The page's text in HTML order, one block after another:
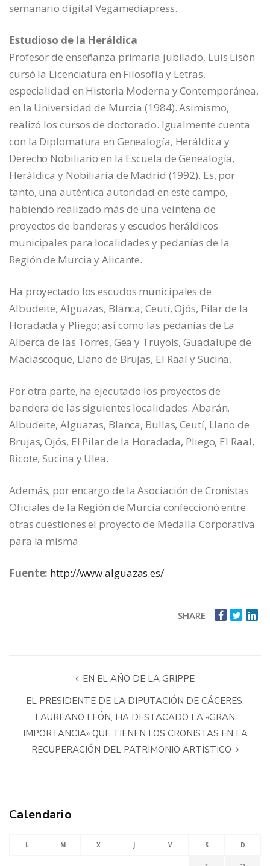
semanario digital Vegamediapress.
Estudioso de la Heráldica
Profesor de enseñanza primaria jubilado, Luis Lisón
cursó la Licenciatura en Filosofía y Letras,
especialidad en Historia Moderna y Contemporánea,
en la Universidad de Murcia (1984). Asimismo,
realizó los cursos de doctorado. Igualmente cuenta
con la Diplomatura en Genealogía, Heráldica y
Derecho Nobiliario en la Escuela de Genealogía,
Heráldica y Nobiliaria de Madrid (1992). Es, por
tanto, una auténtica autoridad en este campo,
habiendo realizado más de una veintena de
proyectos de banderas y escudos heráldicos
municipales para localidades y pedanías de la
Región de Murcia y Alicante.
Ha proyectado los escudos municipales de
Albudeite, Alguazas, Blanca, Ceutí, Ojós, Pilar de la
Horadada y Pliego; así como las pedanías de La
Alberca de las Torres, Gea y Truyols, Guadalupe de
Maciascoque, Llano de Brujas, El Raal y Sucina.
Por otra parte, ha ejecutado los proyectos de
bandera de las siguientes localidades: Abarán,
Albudeite, Alguazas, Blanca, Bullas, Ceutí, Llano de
Brujas, Ojós, El Pilar de la Horadada, Pliego, El Raal,
Ricote, Sucina y Ulea.
Además, por encargo de la Asociación de Cronistas
Oficiales de la Región de Murcia confeccionó entre
otras cuestiones el proyecto de Medalla Corporativa
para la misma.
Fuente: http://www.alguazas.es/
SHARE
EN EL AÑO DE LA GRIPPE
EL PRESIDENTE DE LA DIPUTACIÓN DE CÁCERES,
LAUREANO LEÓN, HA DESTACADO LA «GRAN
IMPORTANCIA» QUE TIENEN LOS CRONISTAS EN LA
RECUPERACIÓN DEL PATRIMONIO ARTÍSTICO
Calendario
L M X J V S D